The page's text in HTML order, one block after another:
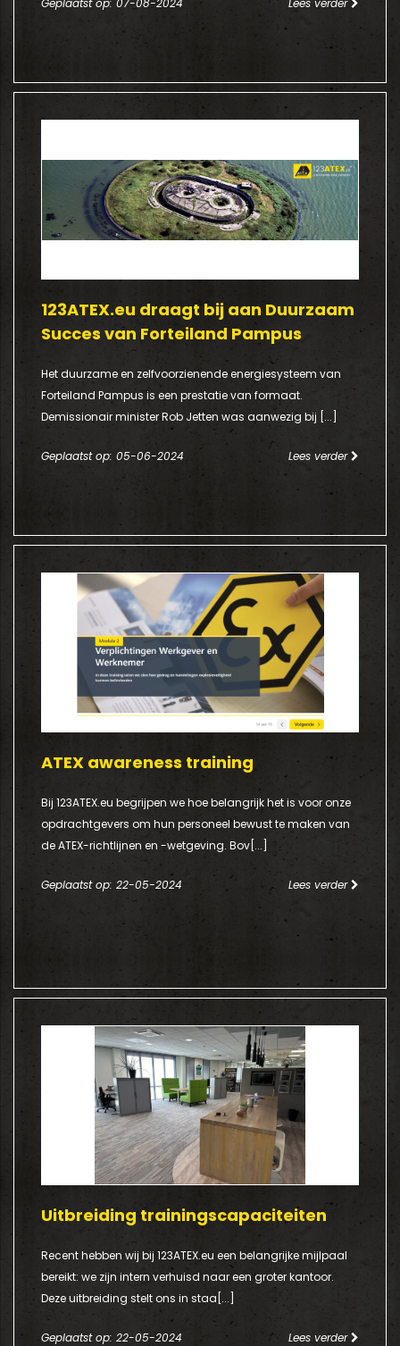
Geplaatst op: 07-08-2024 Lees verder
123ATEX.eu draagt bij aan Duurzaam
Succes van Forteiland Pampus
Het duurzame en zelfvoorzienende energiesysteem van
Forteiland Pampus is een prestatie van formaat.
Demissionair minister Rob Jetten was aanwezig bij [...]
Geplaatst op: 05-06-2024 Lees verder
ATEX awareness training
Bij 123ATEX.eu begrijpen we hoe belangrijk het is voor onze
opdrachtgevers om hun personeel bewust te maken van
de ATEX-richtlijnen en -wetgeving. Bov[...]
Geplaatst op: 22-05-2024 Lees verder
Uitbreiding trainingscapaciteiten
Recent hebben wij bij 123ATEX.eu een belangrijke mijlpaal
bereikt: we zijn intern verhuisd naar een groter kantoor.
Deze uitbreiding stelt ons in staa[...]
Geplaatst op: 22-05-2024 Lees verder